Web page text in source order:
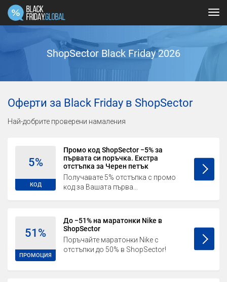
ShopSector Black Friday 2026
Оферти за Black Friday в ShopSector
Най-добрите проверени намаления
5%
КОД
Промо код ShopSector −5% за
първата си поръчка. Екстра
отстъпка за Черен петък
Получавате 5% отстъпка с промо
код за Вашата първа...
51%
ПРОМОЦИЯ
До −51% на маратонки Nike в
ShopSector
Поръчайте маратонки Nike с
отстъпки до 50% в ShopSector!